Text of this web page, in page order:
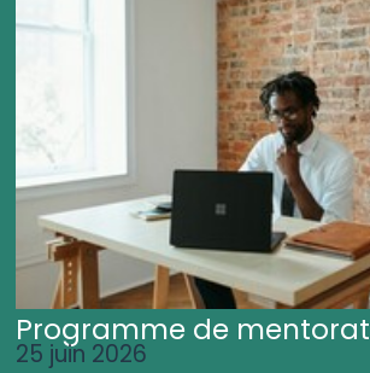
Programme de mentorat
25 juin 2026